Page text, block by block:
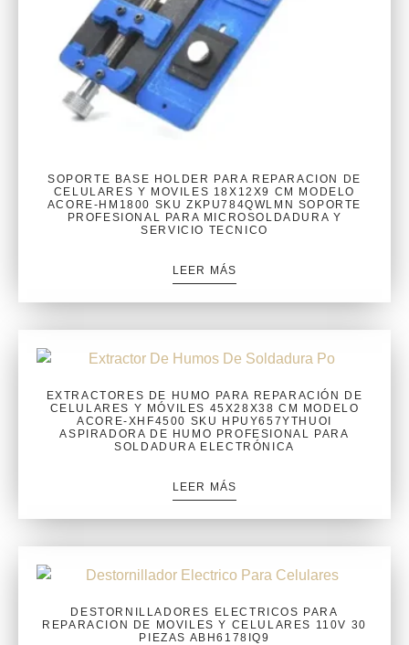
SOPORTE BASE HOLDER PARA REPARACION DE
CELULARES Y MOVILES 18X12X9 CM MODELO
ACORE-HM1800 SKU ZKPU784QWLMN SOPORTE
PROFESIONAL PARA MICROSOLDADURA Y
SERVICIO TECNICO
LEER MÁS
EXTRACTORES DE HUMO PARA REPARACIÓN DE
CELULARES Y MÓVILES 45X28X38 CM MODELO
ACORE-XHF4500 SKU HPUY657YTHUOI
ASPIRADORA DE HUMO PROFESIONAL PARA
SOLDADURA ELECTRÓNICA
LEER MÁS
DESTORNILLADORES ELECTRICOS PARA
REPARACION DE MOVILES Y CELULARES 110V 30
PIEZAS ABH6178IQ9